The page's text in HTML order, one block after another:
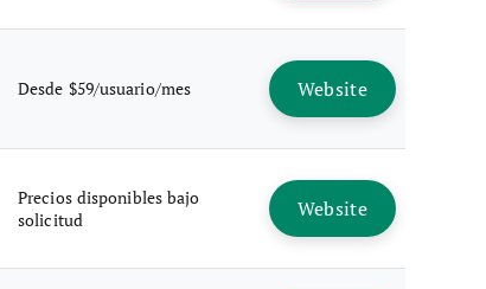
Desde $59/usuario/mes Website
Precios disponibles bajo
solicitud
Website